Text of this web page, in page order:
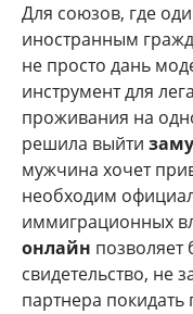
Для союзов, где
иностранным
не просто дань
инструмент для
проживания на
решила выйти
мужчина хочет
необходим
иммиграционных
онлайн позволяет
свидетельство, не
партнера